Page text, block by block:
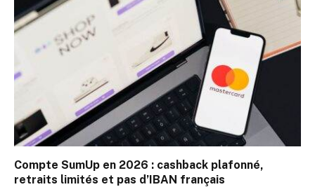
Compte SumUp en 2026 : cashback plafonné,
retraits limités et pas d’IBAN français